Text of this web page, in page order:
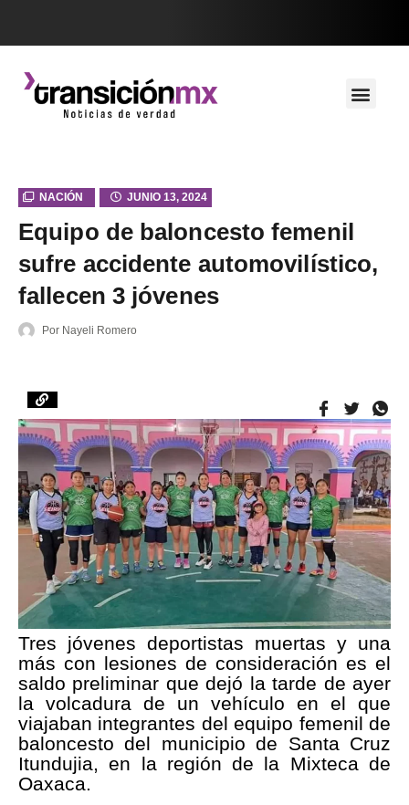
NACIÓN JUNIO 13, 2024
Equipo de baloncesto femenil
sufre accidente automovilístico,
fallecen 3 jóvenes
Por Nayeli Romero
Tres jóvenes deportistas muertas y una
más con lesiones de consideración es el
saldo preliminar que dejó la tarde de ayer
la volcadura de un vehículo en el que
viajaban integrantes del equipo femenil de
baloncesto del municipio de Santa Cruz
Itundujia, en la región de la Mixteca de
Oaxaca.